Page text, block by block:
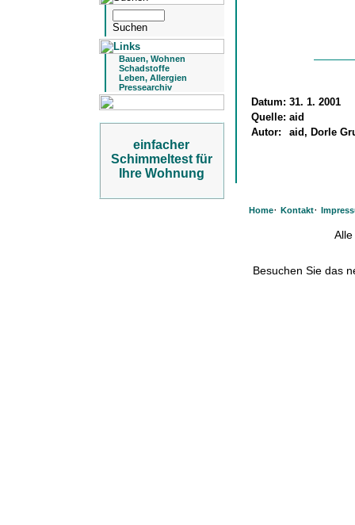
Bauen, Wohnen
Schadstoffe
Leben, Allergien
Pressearchiv
einfacher
Schimmeltest für
Ihre Wohnung
Datum: 31. 1. 2001
Quelle: aid
Autor:
aid, Dorle
Home· Kontakt·
Besuchen Sie das